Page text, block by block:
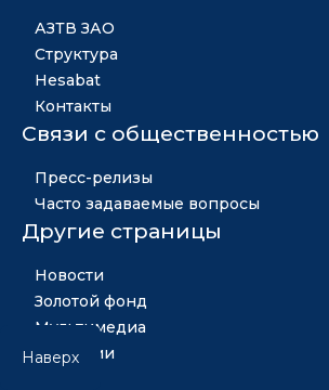
АЗТВ ЗАО
Структура
Hesabat
Контакты
Связи с общественностью
Пресс-релизы
Часто задаваемые вопросы
Другие страницы
Новости
Золотой фонд
Мультимедиа
Вакансии
Наверх